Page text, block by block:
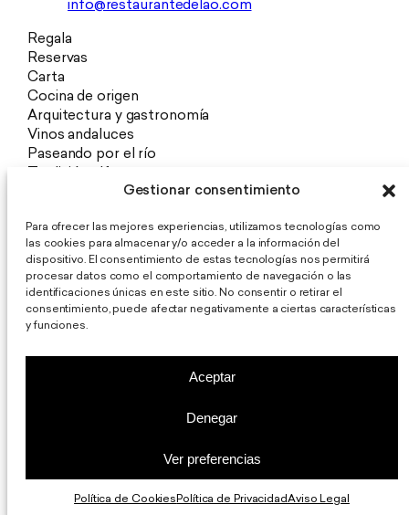
Gestionar consentimiento
Para ofrecer las mejores experiencias, utilizamos tecnologías como
las cookies para almacenar y/o acceder a la información del
dispositivo. El consentimiento de estas tecnologías nos permitirá
procesar datos como el comportamiento de navegación o las
identificaciones únicas en este sitio. No consentir o retirar el
consentimiento, puede afectar negativamente a ciertas características
y funciones.
Aceptar
Denegar
Ver preferencias
Política de Cookies Política de PrivacidadAviso Legal
info@restaurantedelao.com
Regala
Reservas
Carta
Cocina de origen
Arquitectura y gastronomía
Vinos andaluces
Paseando por el río
Tradición alfarera
Exposiciones y Eventos
Restaurante De La O
Aviso Legal
Política de Privacidad
Política de Cookies